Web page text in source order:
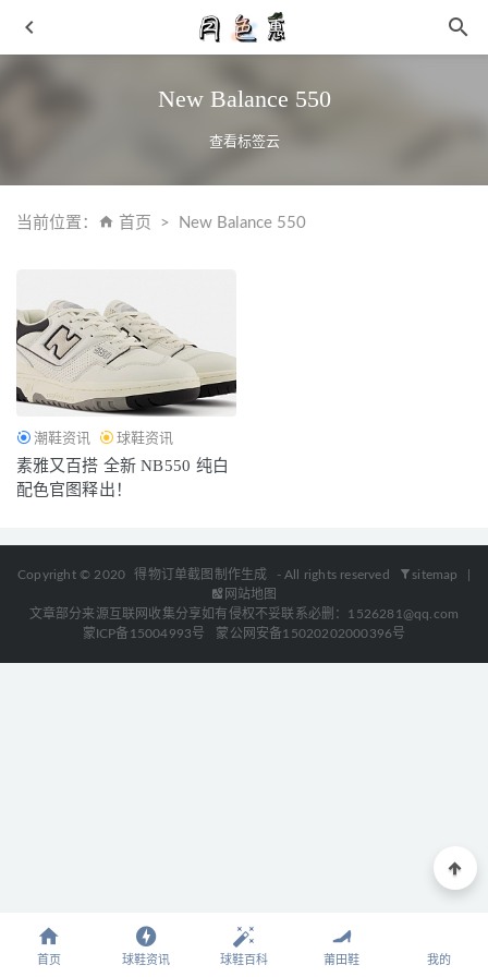
New Balance 550
查看标签云
当前位置： 首页 New Balance 550
潮鞋资讯 球鞋资讯
素雅又百搭 全新 NB550 纯白
配色官图释出！
Copyright © 2020 得物订单截图制作生成 - All rights reserved sitemap
网站地图
文章部分来源互联网收集分享如有侵权不妥联系必删：1526281@qq.com
蒙ICP备15004993号
蒙公网安备15020202000396号
Supreme x TNF 北面 2021 春夏联名即将于下周来袭~
05-23
清洗拖把的妙招 拖把上长了小蘑菇怎么办
入手门槛更高！冠希死亡之吻「CHA」下周正式登场！
2021-03-18
李宁全新 CF “隍城烟云杭”休闲鞋曝光，凸显临安繁华
2021-12-11
首页 球鞋资讯 球鞋百科 莆田鞋 我的